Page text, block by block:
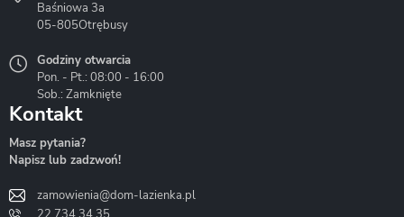
Liveno
Baśniowa 3a
05-805Otrębusy
Godziny otwarcia
Pon. - Pt.: 08:00 - 16:00
Sob.: Zamknięte
Kontakt
Masz pytania?
Napisz lub zadzwoń!
zamowienia@dom-lazienka.pl